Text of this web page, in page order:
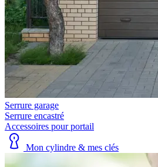
Serrure garage
Serrure encastré
Accessoires pour portail
Mon cylindre & mes clés